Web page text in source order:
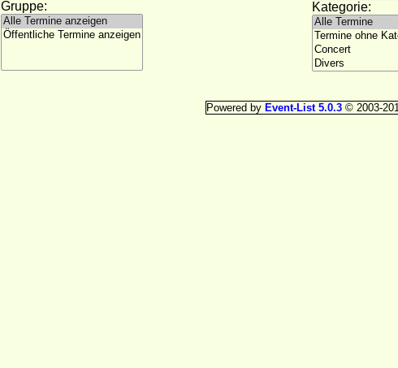
Gruppe:
Kategorie:
Powered by Event-List 5.0.3© 2003-